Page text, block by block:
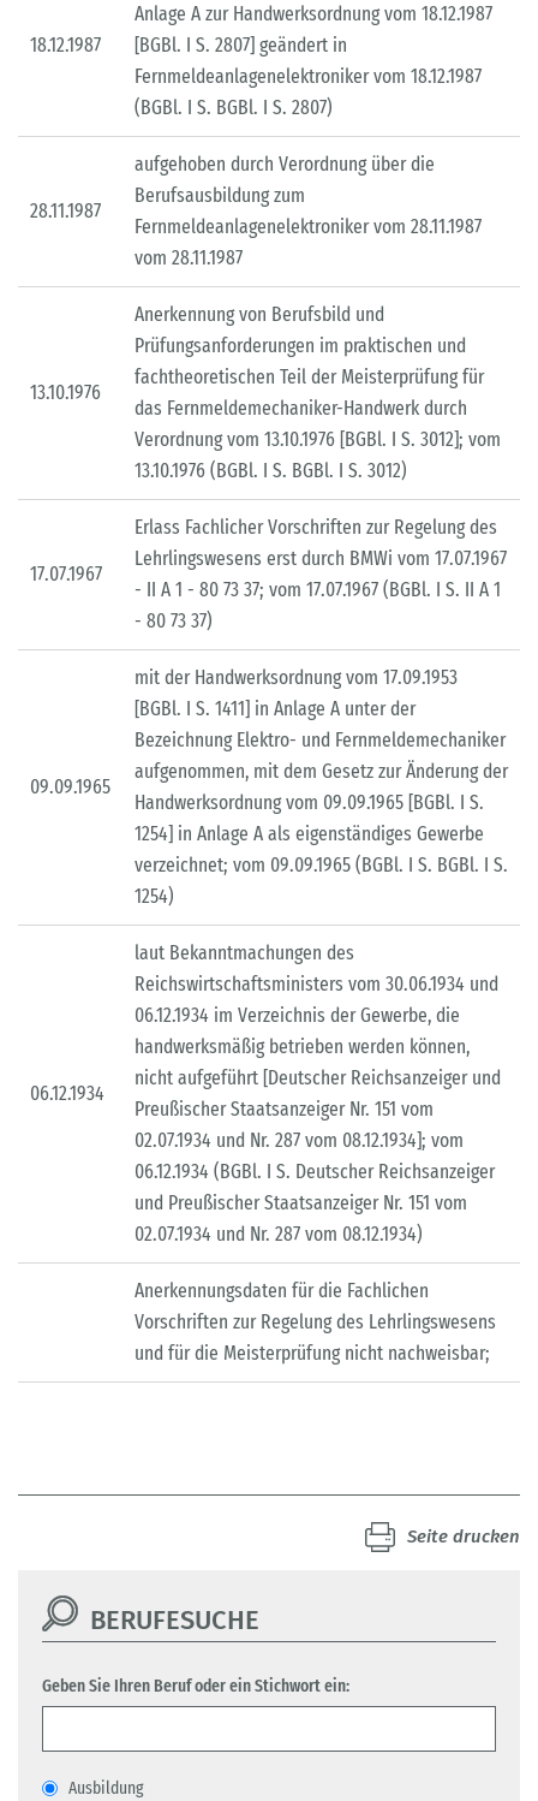
18.12.1987
Anlage A zur Handwerksordnung vom 18.12.1987
[BGBl. I S. 2807] geändert in
Fernmeldeanlagenelektroniker vom 18.12.1987
(BGBl. I S. BGBl. I S. 2807)
28.11.1987
aufgehoben durch Verordnung über die
Berufsausbildung zum
Fernmeldeanlagenelektroniker vom 28.11.1987
vom 28.11.1987
13.10.1976
Anerkennung von Berufsbild und
Prüfungsanforderungen im praktischen und
fachtheoretischen Teil der Meisterprüfung für
das Fernmeldemechaniker-Handwerk durch
Verordnung vom 13.10.1976 [BGBl. I S. 3012]; vom
13.10.1976 (BGBl. I S. BGBl. I S. 3012)
17.07.1967
Erlass Fachlicher Vorschriften zur Regelung des
Lehrlingswesens erst durch BMWi vom 17.07.1967
- II A 1 - 80 73 37; vom 17.07.1967 (BGBl. I S. II A 1
- 80 73 37)
09.09.1965
mit der Handwerksordnung vom 17.09.1953
[BGBl. I S. 1411] in Anlage A unter der
Bezeichnung Elektro- und Fernmeldemechaniker
aufgenommen, mit dem Gesetz zur Änderung der
Handwerksordnung vom 09.09.1965 [BGBl. I S.
1254] in Anlage A als eigenständiges Gewerbe
verzeichnet; vom 09.09.1965 (BGBl. I S. BGBl. I S.
1254)
06.12.1934
laut Bekanntmachungen des
Reichswirtschaftsministers vom 30.06.1934 und
06.12.1934 im Verzeichnis der Gewerbe, die
handwerksmäßig betrieben werden können,
nicht aufgeführt [Deutscher Reichsanzeiger und
Preußischer Staatsanzeiger Nr. 151 vom
02.07.1934 und Nr. 287 vom 08.12.1934]; vom
06.12.1934 (BGBl. I S. Deutscher Reichsanzeiger
und Preußischer Staatsanzeiger Nr. 151 vom
02.07.1934 und Nr. 287 vom 08.12.1934)
Anerkennungsdaten für die Fachlichen
Vorschriften zur Regelung des Lehrlingswesens
und für die Meisterprüfung nicht nachweisbar;
Seite drucken
BERUFESUCHE
Geben Sie Ihren Beruf oder ein Stichwort ein:
Ausbildung